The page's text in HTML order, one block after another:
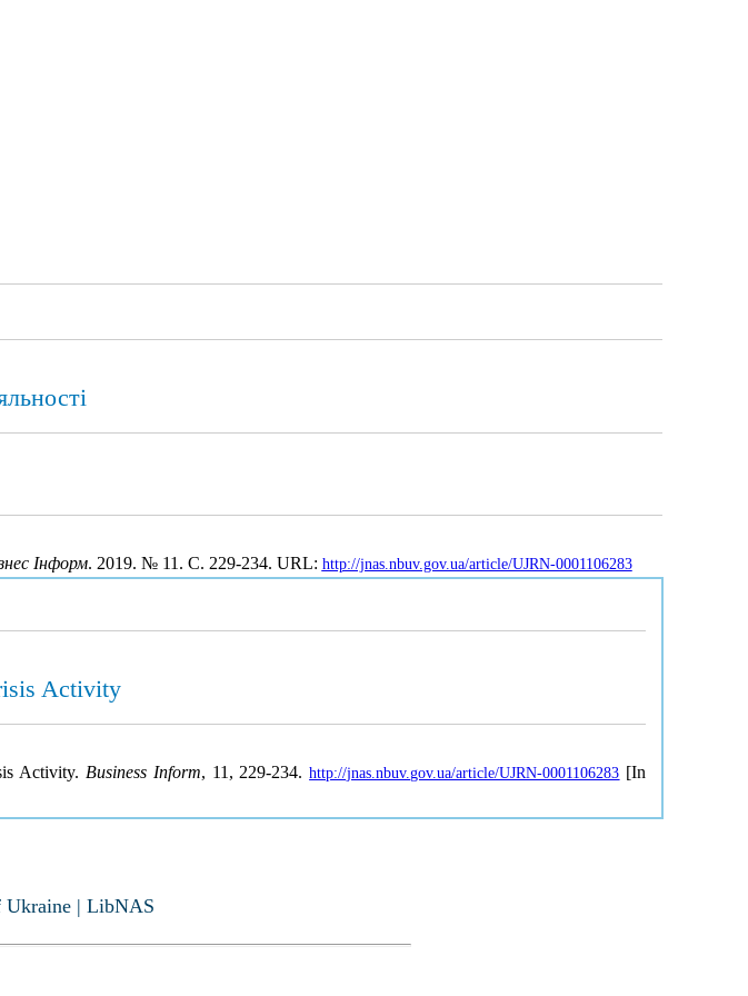
Інформ. 2019. № 11. С. 229-234. URL: http://jnas.nbuv.gov.ua/article/UJRN-0001106283
Activity
Activity. Business Inform, 11, 229-234.http://jnas.nbuv.gov.ua/article/UJRN-0001106283 [In
Ukraine | LibNAS